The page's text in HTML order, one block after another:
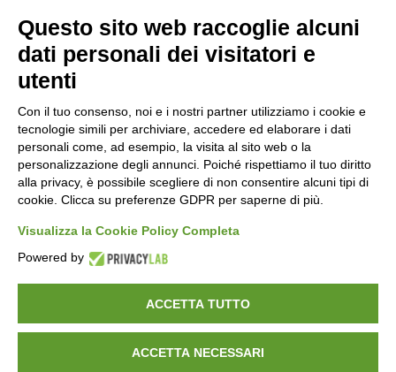
Molinaro Manufattipunta sulla qualità certificata,
con importanti attestazioni che garantiscono
prodotti e servizi all’avanguardia nel settore del
calcestruzzo.
2026 Molinaro Srl -
Cookie Policy
Questo sito web raccoglie alcuni
dati personali dei visitatori e
utenti
Con il tuo consenso, noi e i nostri partner utilizziamo i cookie e
tecnologie simili per archiviare, accedere ed elaborare i dati
personali come, ad esempio, la visita al sito web o la
personalizzazione degli annunci. Poiché rispettiamo il tuo diritto
alla privacy, è possibile scegliere di non consentire alcuni tipi di
cookie. Clicca su preferenze GDPR per saperne di più.
Visualizza la Cookie Policy Completa
Powered by
ACCETTA TUTTO
ACCETTA NECESSARI